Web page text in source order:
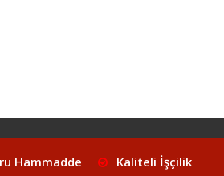
Hammadde Kaliteli İşçilik